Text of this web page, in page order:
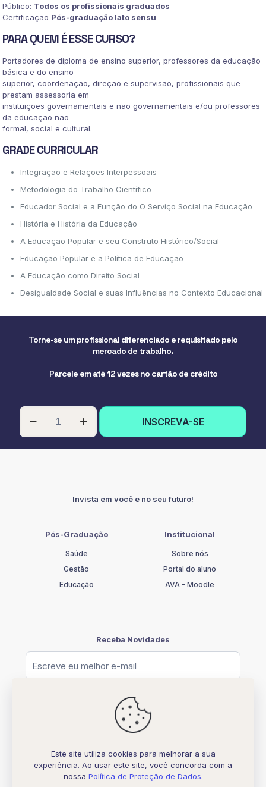
Público: Todos os profissionais graduados
Certificação Pós-graduação lato sensu
PARA QUEM É ESSE CURSO?
Portadores de diploma de ensino superior, professores da educação
básica e do ensino
superior, coordenação, direção e supervisão, profissionais que
prestam assessoria em
instituições governamentais e não governamentais e/ou professores
da educação não
formal, social e cultural.
GRADE CURRICULAR
Integração e Relações Interpessoais
Metodologia do Trabalho Científico
Educador Social e a Função do O Serviço Social na Educação
História e História da Educação
A Educação Popular e seu Construto Histórico/Social
Educação Popular e a Política de Educação
A Educação como Direito Social
Desigualdade Social e suas Influências no Contexto Educacional
Torne-se um profissional diferenciado e requisitado pelo
mercado de trabalho.
Parcele em até 12 vezes no cartão de crédito
PÓS-
GRADUAÇÃO
EM
INSCREVA-SE
Invista em você e no seu futuro!
Pós-Graduação
Saúde
Gestão
Educação
Institucional
Sobre nós
Portal do aluno
AVA – Moodle
Receba Novidades
© [2026] UNIFATELOS - CNPJ 37.117.877.0001-77
Todos os direitos Reservados
Este site utiliza cookies para melhorar a sua
experiência. Ao usar este site, você concorda com a
nossa Política de Proteção de Dados.